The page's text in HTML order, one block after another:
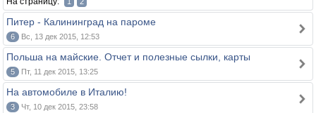
Питер - Калининград на пароме
6 Вс, 13 дек 2015, 12:53
Польша на майские. Отчет и полезные сылки, карты
5 Пт, 11 дек 2015, 13:25
На автомобиле в Италию!
3 Чт, 10 дек 2015, 23:58